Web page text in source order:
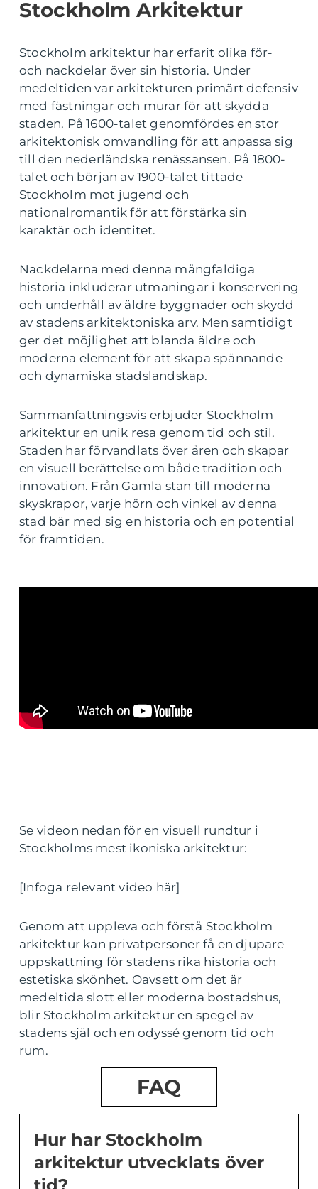
Stockholm Arkitektur
Stockholm arkitektur har erfarit olika för-
och nackdelar över sin historia. Under
medeltiden var arkitekturen primärt defensiv
med fästningar och murar för att skydda
staden. På 1600-talet genomfördes en stor
arkitektonisk omvandling för att anpassa sig
till den nederländska renässansen. På 1800-
talet och början av 1900-talet tittade
Stockholm mot jugend och
nationalromantik för att förstärka sin
karaktär och identitet.
Nackdelarna med denna mångfaldiga
historia inkluderar utmaningar i konservering
och underhåll av äldre byggnader och skydd
av stadens arkitektoniska arv. Men samtidigt
ger det möjlighet att blanda äldre och
moderna element för att skapa spännande
och dynamiska stadslandskap.
Sammanfattningsvis erbjuder Stockholm
arkitektur en unik resa genom tid och stil.
Staden har förvandlats över åren och skapar
en visuell berättelse om både tradition och
innovation. Från Gamla stan till moderna
skyskrapor, varje hörn och vinkel av denna
stad bär med sig en historia och en potential
för framtiden.
Se videon nedan för en visuell rundtur i
Stockholms mest ikoniska arkitektur:
[Infoga relevant video här]
Genom att uppleva och förstå Stockholm
arkitektur kan privatpersoner få en djupare
uppskattning för stadens rika historia och
estetiska skönhet. Oavsett om det är
medeltida slott eller moderna bostadshus,
blir Stockholm arkitektur en spegel av
stadens själ och en odyssé genom tid och
rum.
FAQ
Hur har Stockholm
arkitektur utvecklats över